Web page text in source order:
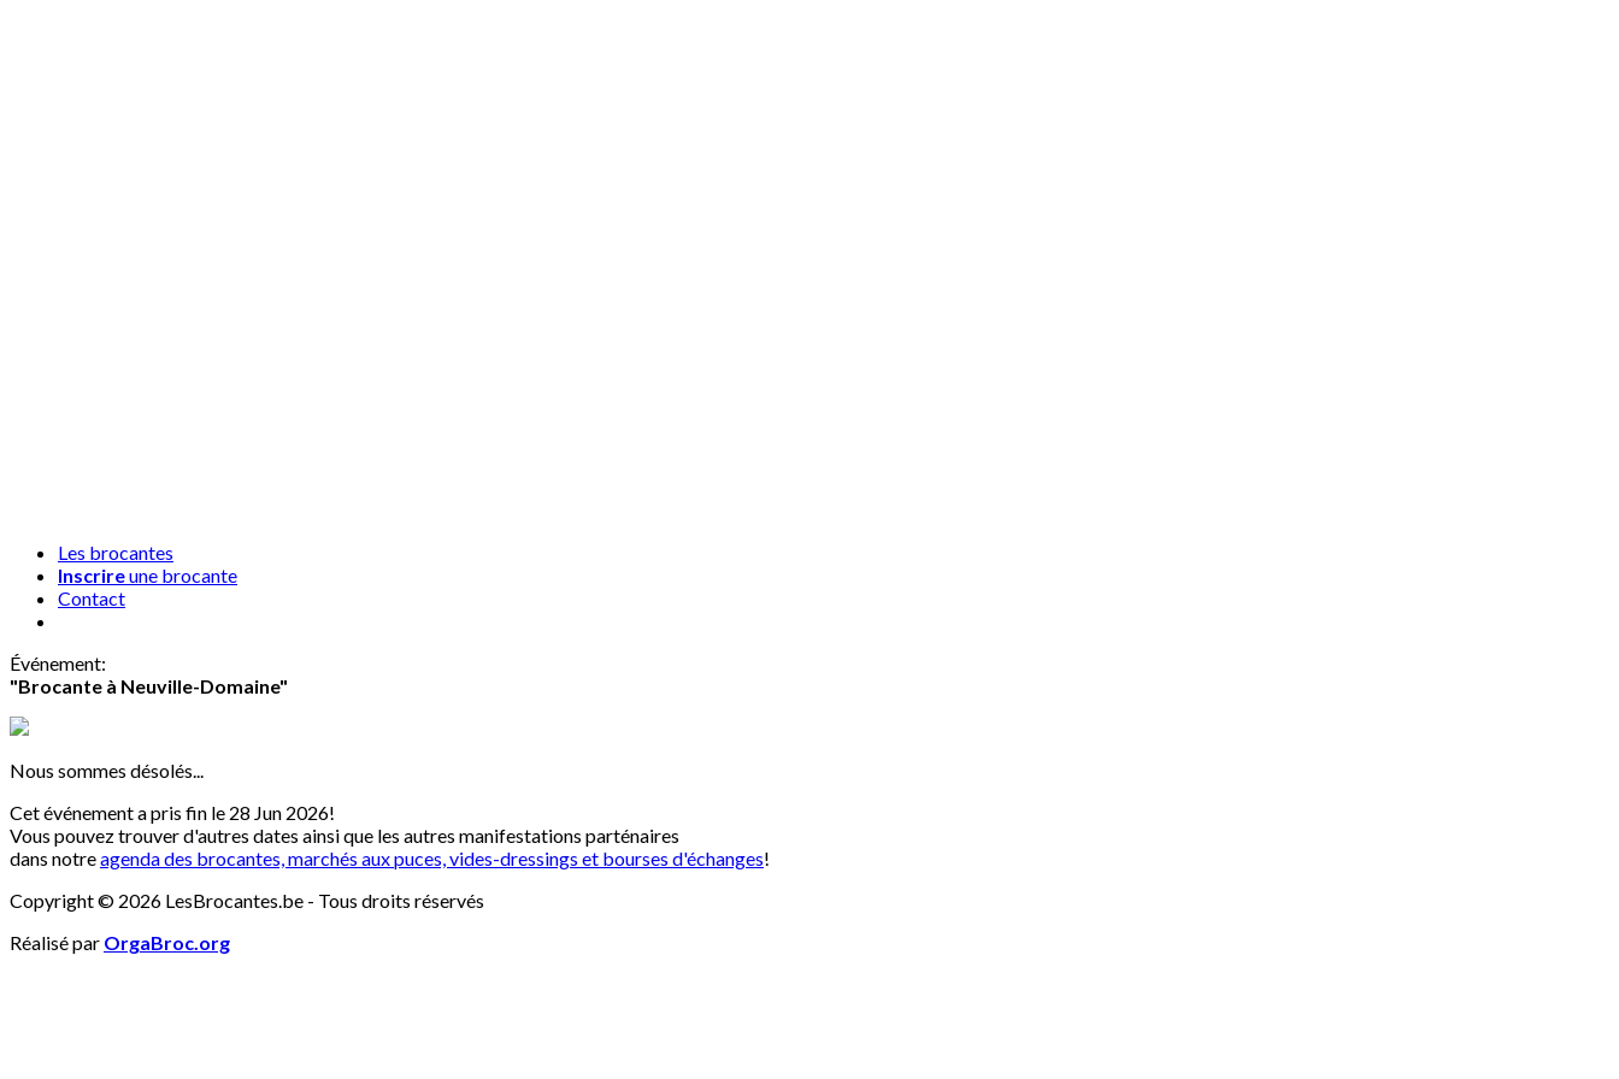
Les brocantes
Inscrireune brocante
Contact
Événement:
"Brocante à Neuville-Domaine"
Nous sommes désolés...
Cet événement a pris fin le 28 Jun 2026!
Vous pouvez trouver d'autres dates ainsi que les autres manifestations parténaires
dans notreagenda des brocantes, marchés aux puces, vides-dressings et bourses d'échanges!
Copyright © 2026 LesBrocantes.be - Tous droits réservés
Réalisé par OrgaBroc.org